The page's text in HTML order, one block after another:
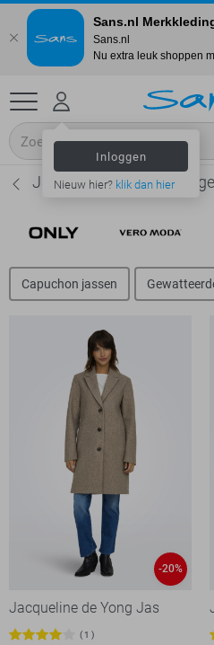
Inloggen
Nieuw hier? klik dan hier
Jacqueline de Yong
Capuchon jassen
-20%
Jacqueline de Yong Jas
1
Sans.nl
Sans.nl
Nu extra leuk shoppen